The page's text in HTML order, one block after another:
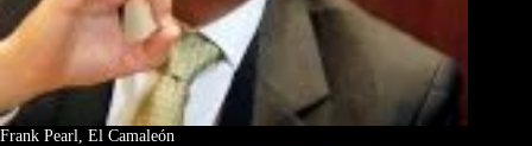
Frank Pearl, El Camaleón